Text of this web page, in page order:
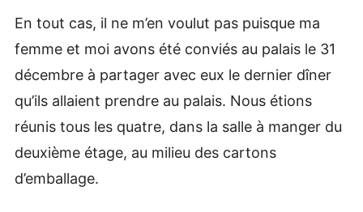
En tout cas, il ne m’en voulut pas puisque ma
femme et moi avons été conviés au palais le 31
décembre à partager avec eux le dernier dîner
qu’ils allaient prendre au palais. Nous étions
réunis tous les quatre, dans la salle à manger du
deuxième étage, au milieu des cartons
d’emballage.